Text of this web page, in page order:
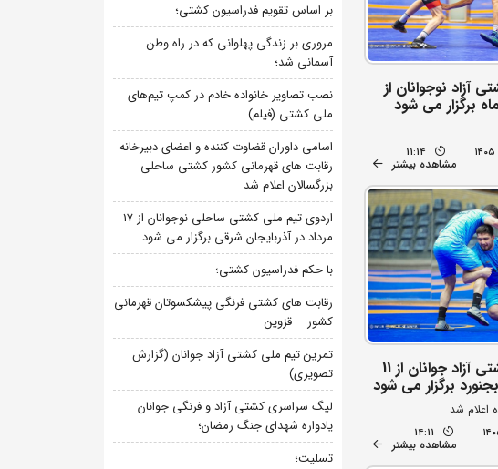
آزاد نوجوانان از
11:14
مشاهده بیشتر
اردوی تیم ملی کشتی آزاد جوانان از 11
برگزار می شود
اعلام شد
14:11
مشاهده بیشتر
بر اساس تقویم فدراسیون کشتی؛
مروری بر زندگی پهلوانی که در راه وطن
آسمانی شد؛
نصب تصاویر خانواده خادم در کمپ تیم‌های
ملی کشتی (فیلم)
اسامی داوران قضاوت کننده و اعضای دبیرخانه
رقابت های قهرمانی کشور کشتی ساحلی
بزرگسالان اعلام شد
اردوی تیم ملی کشتی ساحلی نوجوانان از 17
مرداد در آذربایجان شرقی برگزار می شود
با حکم فدراسیون کشتی؛
رقابت های کشتی فرنگی پیشکسوتان قهرمانی
کشور – قزوین
تمرین تیم ملی کشتی آزاد جوانان (گزارش
تصویری)
لیگ سراسری کشتی آزاد و فرنگی جوانان
یادواره شهدای جنگ رمضان؛
تسلیت؛